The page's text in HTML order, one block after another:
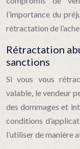
l’importance du
rétractation de
Rétractation
sanctions
Si vous vous
valable, le vendeur
des dommages et
conditions
l’utiliser de manière